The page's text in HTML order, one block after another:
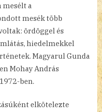
a
mesék több
ördöggel és
hiedelmekkel
Magyarul Gunda
Mohay András
ben.
elkötelezte